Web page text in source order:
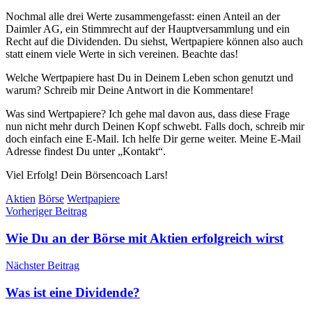
Nochmal alle drei Werte zusammengefasst: einen Anteil an der
Daimler AG, ein Stimmrecht auf der Hauptversammlung und ein
Recht auf die Dividenden. Du siehst, Wertpapiere können also auch
statt einem viele Werte in sich vereinen. Beachte das!
Welche Wertpapiere hast Du in Deinem Leben schon genutzt und
warum? Schreib mir Deine Antwort in die Kommentare!
Was sind Wertpapiere? Ich gehe mal davon aus, dass diese Frage
nun nicht mehr durch Deinen Kopf schwebt. Falls doch, schreib mir
doch einfach eine E-Mail. Ich helfe Dir gerne weiter. Meine E-Mail
Adresse findest Du unter „Kontakt“.
Viel Erfolg! Dein Börsencoach Lars!
Aktien Börse Wertpapiere
Beitragsnavigation
Vorheriger Beitrag
Wie Du an der Börse mit Aktien erfolgreich wirst
Nächster Beitrag
Was ist eine Dividende?